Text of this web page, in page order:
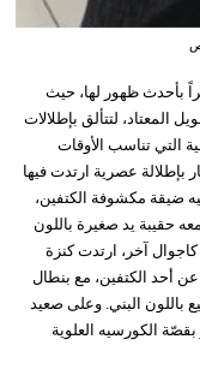
بأحدث ظهور لها، حيث
لتتألق بإطلالات
التي تناسب الأوقات
بإطلالة عصرية ارتدت فيها
ضيقة مكشوفة الكتفين،
حقيبة يد صغيرة باللون
آخر، ارتدت كنزة
أحد الكتفين، مع بنطال
البني. وعلى صعيد
الكورسيه العلوية